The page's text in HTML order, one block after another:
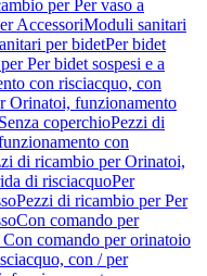
per Per vaso a
AccessoriModuli sanitari
per bidetPer bidet
Per bidet sospesi e a
con risciacquo, con
Orinatoi, funzionamento
Senza coperchioPezzi di
con
di ricambio per Orinatoi,
di risciacquoPer
Pezzi di ricambio per Per
Con comando per
comando per orinatoio
con / per